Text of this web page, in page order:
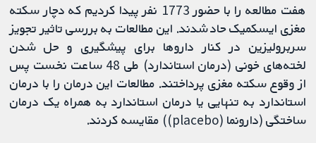
هفت مطالعه را با حضور 1773 نفر پیدا کردیم كه دچار سکته
مغزی ایسکمیک حاد شدند. این مطالعات به بررسی تاثیر تجویز
سربرولیزین در کنار داروها برای پیشگیری و حل شدن
لخته‌های خونی (درمان استاندارد) طی 48 ساعت نخست پس
از وقوع سکته مغزی پرداختند. مطالعات این درمان را با درمان
استاندارد به تنهایی یا درمان استاندارد به همراه یک درمان
ساختگی (دارونما (placebo)) مقایسه کردند.